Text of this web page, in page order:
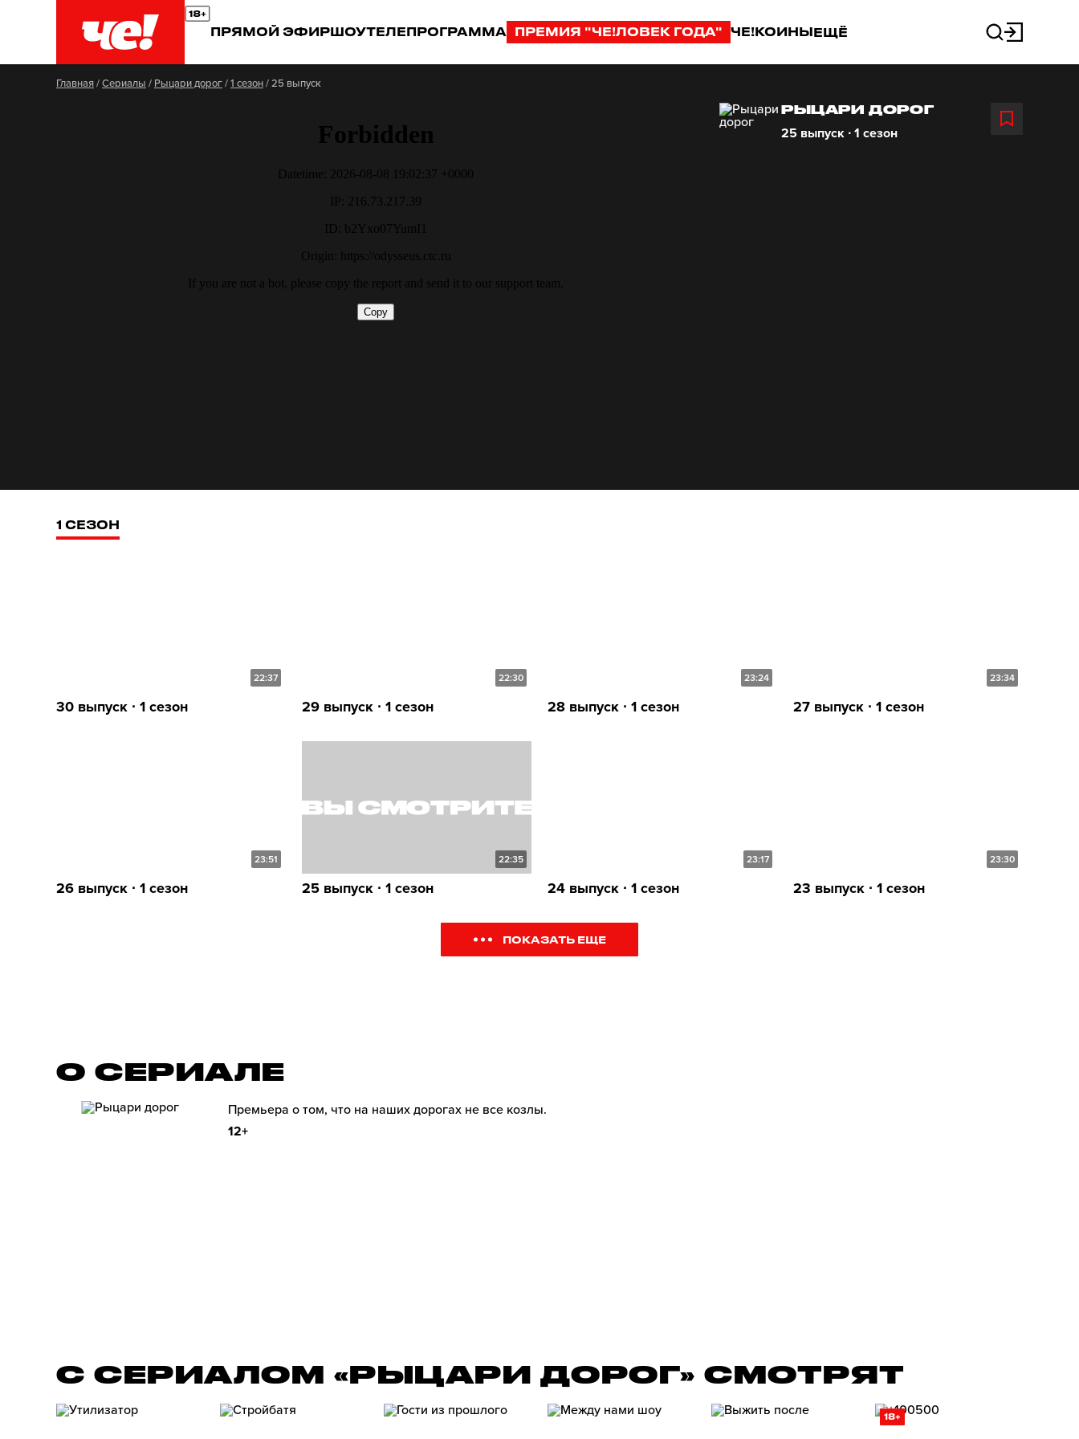
ПРЯМОЙ ЭФИРШОУТЕЛЕПРОГРАММА ПРЕМИЯ "ЧЕ!ЛОВЕК ГОДА" ЧЕ!КОИНЫЕЩЁ
Главная/Сериалы / Рыцари дорог/1 сезон/25 выпуск
РЫЦАРИ ДОРОГ
25 выпуск ∙ 1 сезон
1 СЕЗОН
22:37
30 выпуск ∙ 1 сезон
22:30
29 выпуск ∙ 1 сезон
23:24
28 выпуск ∙ 1 сезон
23:34
27 выпуск ∙ 1 сезон
23:51
26 выпуск ∙ 1 сезон
22:35
25 выпуск ∙ 1 сезон
23:17
24 выпуск ∙ 1 сезон
23:30
23 выпуск ∙ 1 сезон
ПОКАЗАТЬ ЕЩЕ
О СЕРИАЛE
Премьера о том, что на наших дорогах не все козлы.
12+
С СЕРИАЛОМ «РЫЦАРИ ДОРОГ» СМОТРЯТ
18+